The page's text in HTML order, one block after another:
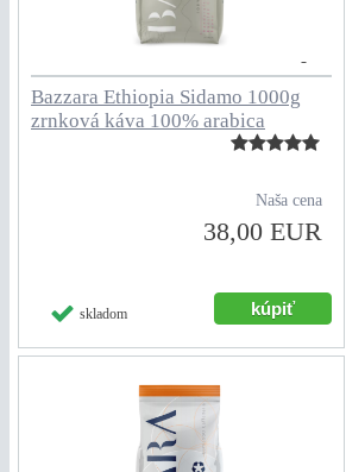
Bazzara Ethiopia Sidamo 1000g
zrnková káva 100% arabica
Naša cena
38,00 EUR
skladom